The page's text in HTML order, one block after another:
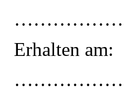
Erhalten am: